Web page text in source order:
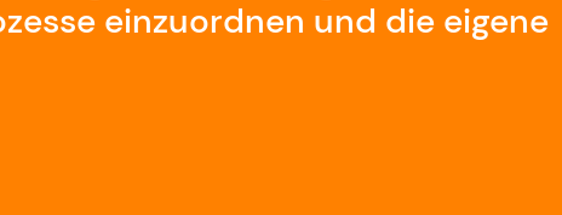
einzuordnen und die eigene